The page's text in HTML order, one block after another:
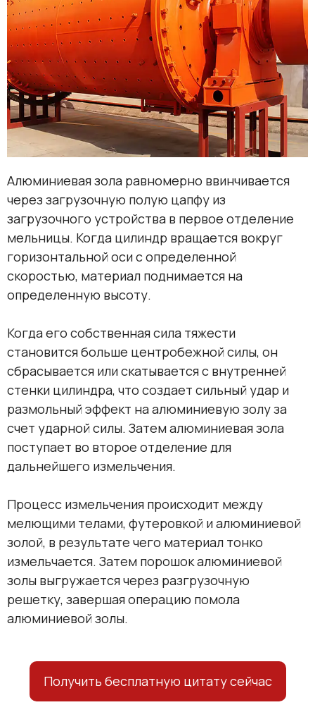
Алюминиевая зола равномерно ввинчивается
через загрузочную полую цапфу из
загрузочного устройства в первое отделение
мельницы. Когда цилиндр вращается вокруг
горизонтальной оси с определенной
скоростью, материал поднимается на
определенную высоту.
Когда его собственная сила тяжести
становится больше центробежной силы, он
сбрасывается или скатывается с внутренней
стенки цилиндра, что создает сильный удар и
размольный эффект на алюминиевую золу за
счет ударной силы. Затем алюминиевая зола
поступает во второе отделение для
дальнейшего измельчения.
Процесс измельчения происходит между
мелющими телами, футеровкой и алюминиевой
золой, в результате чего материал тонко
измельчается. Затем порошок алюминиевой
золы выгружается через разгрузочную
решетку, завершая операцию помола
алюминиевой золы.
Получить бесплатную цитату сейчас